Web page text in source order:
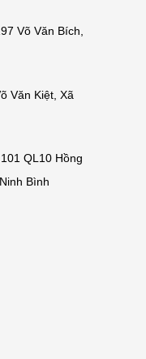
Võ Văn Bích,
Văn Kiệt, Xã
QL10 Hồng
Bình